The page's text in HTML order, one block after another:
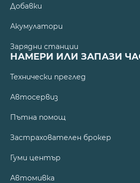
Добавки
Акумулатори
Зарядни станции
НАМЕРИ ИЛИ ЗАПАЗИ
Технически преглед
Автосервиз
Пътна помощ
Застрахователен брокер
Гуми център
Автомивка